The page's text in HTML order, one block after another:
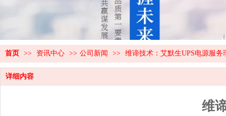
首页 >> 资讯中心 >> 公司新闻 >> 维谛技术：艾默生UPS电源服务
详细内容
维